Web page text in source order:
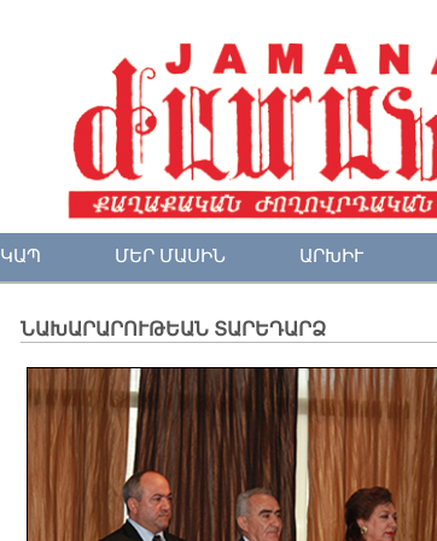
ԿԱՊ ՄԵՐ ՄԱՍԻՆ ԱՐԽԻՒ
ՆԱԽԱՐԱՐՈՒԹԵԱՆ ՏԱՐԵԴԱՐՁ